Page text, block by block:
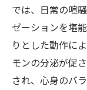
では、日常の喧
ゼーションを堪
りとした動作に
モンの分泌が促
され、心身のバ